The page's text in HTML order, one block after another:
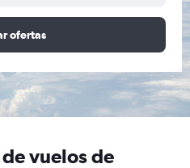
ofertas
vuelos de